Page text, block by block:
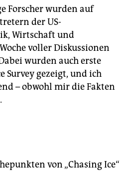
Forscher wurden auf
der US-
Wirtschaft und
voller Diskussionen
wurden auch erste
Survey gezeigt, und ich
– obwohl mir die Fakten
von „Chasing Ice“